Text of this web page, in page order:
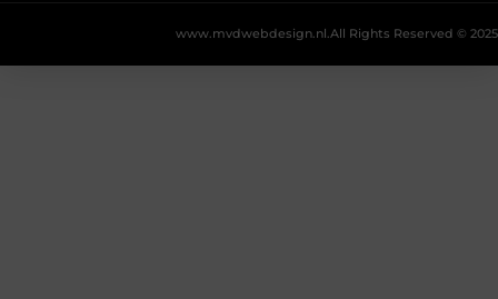
All Rights Reserved © 2025
www.mvdwebdesign.nl.